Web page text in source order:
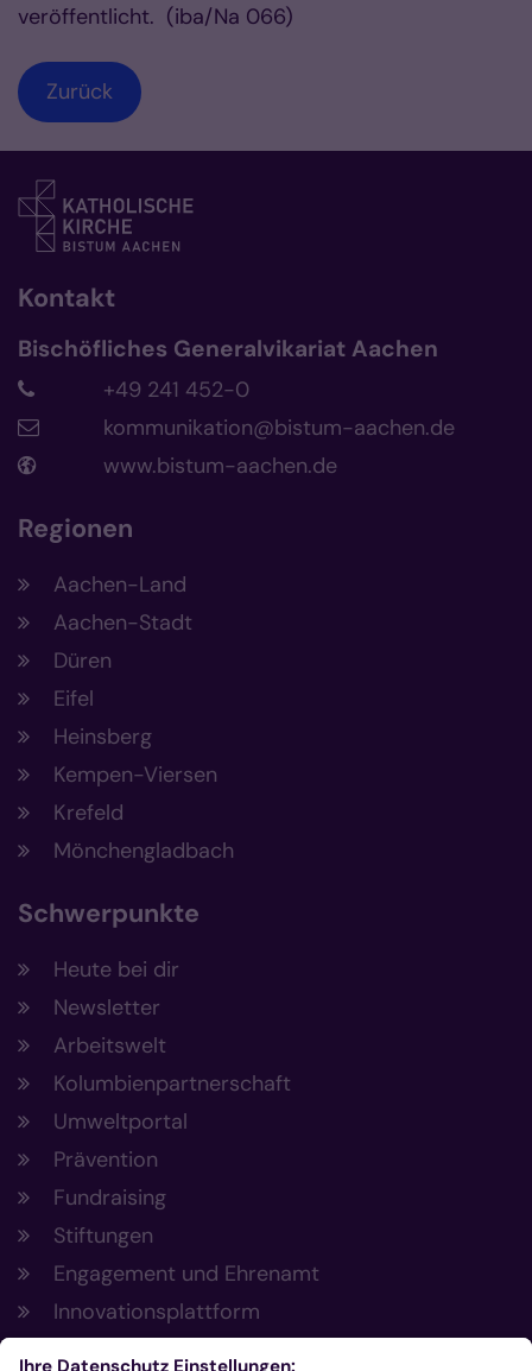
veröffentlicht. (iba/Na 066)
Zurück
Kontakt
Bischöfliches Generalvikariat Aachen
+49 241 452-0
kommunikation@bistum-aachen.de
www.bistum-aachen.de
Regionen
Aachen-Land
Aachen-Stadt
Düren
Eifel
Heinsberg
Kempen-Viersen
Krefeld
Mönchengladbach
Schwerpunkte
Heute bei dir
Newsletter
Arbeitswelt
Kolumbienpartnerschaft
Umweltportal
Prävention
Fundraising
Stiftungen
Engagement und Ehrenamt
Innovationsplattform